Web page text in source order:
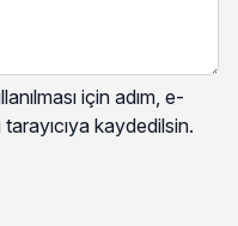
için adım, e-
kaydedilsin.